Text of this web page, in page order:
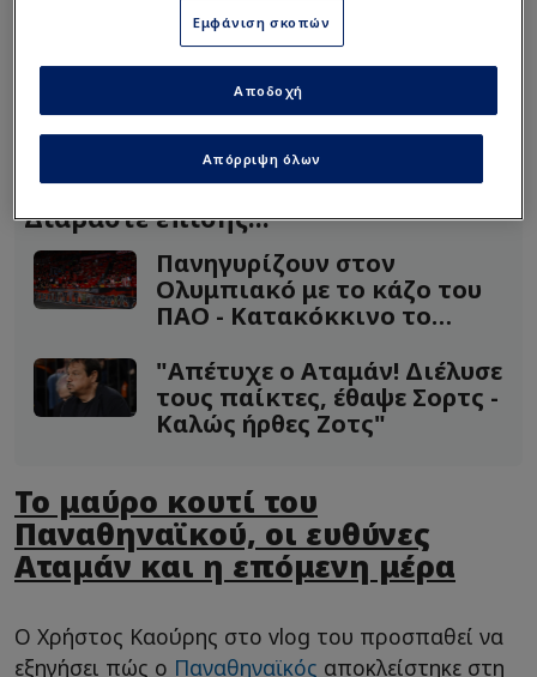
οποίος θα είναι ένας ισπανικός… εμφύλιος.Από
τους πράσινους ξεχώρισαν οι Νάιτζελ Χέιζ-
Ντέιβις και ο Τσέντι Οσμάν με 15 και 10 πόντους
αντίστοιχα, ενώ σε κακό βράδυ βρέθηκε οΚέντρικ
Νανπου έβαλε μόλις εννέα.
Διαβάστε επίσης...
Πανηγυρίζουν στον
Ολυμπιακό με το κάζο του
ΠΑΟ - Κατακόκκινο το
"Απέτυχε ο Αταμάν! Διέλυσε
τους παίκτες, έθαψε Σορτς -
Καλώς ήρθες Ζοτς"
Το μαύρο κουτί του
Παναθηναϊκού, οι ευθύνες
Αταμάν και η επόμενη μέρα
Ο Χρήστος Καούρης στο vlog του προσπαθεί να
εξηγήσει πώς ο Παναθηναϊκός αποκλείστηκε στη
Εμφάνιση σκοπών
Απόρριψη όλων
Αποδοχή